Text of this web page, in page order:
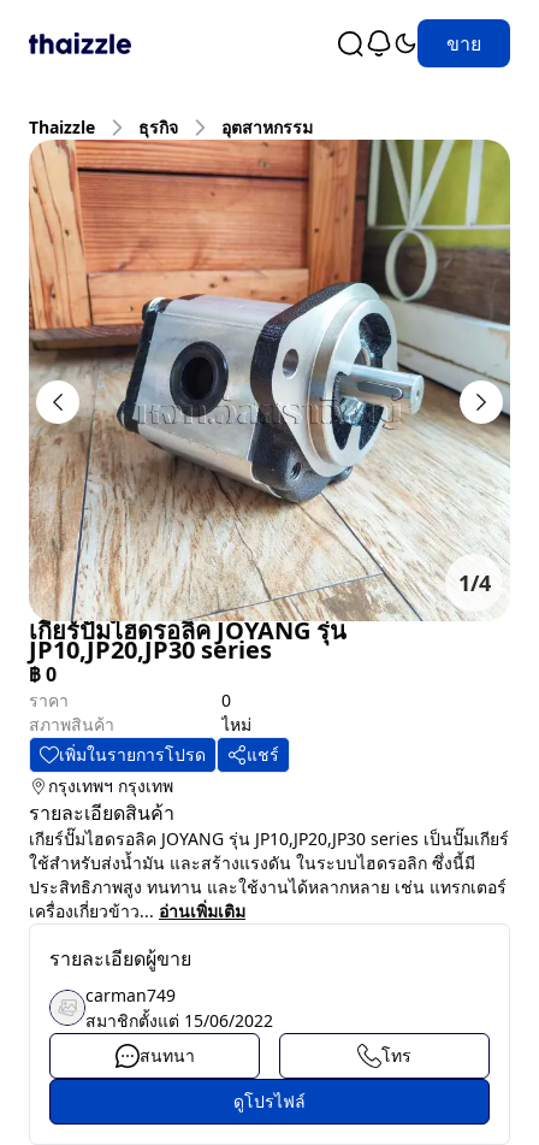
ขาย
Thaizzle ธุรกิจ อุตสาหกรรม
1/4
เกียร์ปั๊มไฮดรอลิค JOYANG รุ่น
JP10,JP20,JP30 series
฿0
ราคา
0
สภาพสินค้า
ไหม่
เพิ่มในรายการโปรด
แชร์
กรุงเทพฯ กรุงเทพ
รายละเอียดสินค้า
เกียร์ปั๊มไฮดรอลิค JOYANG รุ่น JP10,JP20,JP30 series เป็นปั๊มเกียร์
ใช้สำหรับส่งน้ำมัน และสร้างแรงดัน ในระบบไฮดรอลิก ซึ่งนี้มี
ประสิทธิภาพสูง ทนทาน และใช้งานได้หลากหลาย เช่น แทรกเตอร์
เครื่องเกี่ยวข้าว... อ่านเพิ่มเติม
รายละเอียดผู้ขาย
carman749
สมาชิกตั้งแต่ 15/06/2022
สนทนา
โทร
ดูโปรไฟล์